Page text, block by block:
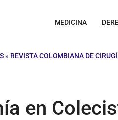
MEDICINA
» REVISTA COLOMBIANA DE
en